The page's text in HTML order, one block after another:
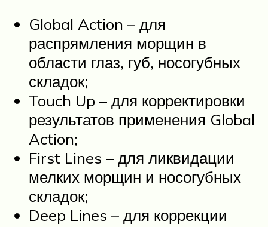
Global Action – для
распрямления морщин в
области глаз, губ, носогубных
складок;
Touch Up – для корректировки
результатов применения Global
Action;
First Lines – для ликвидации
мелких морщин и носогубных
складок;
Deep Lines – для коррекции